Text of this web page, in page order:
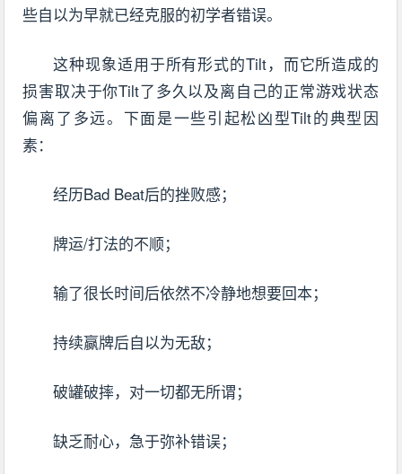
些自以为早就已经克服的初学者错误。
这种现象适用于所有形式的Tilt，而它所造成的
损害取决于你Tilt了多久以及离自己的正常游戏状态
偏离了多远。下面是一些引起松凶型Tilt的典型因
素：
经历Bad Beat后的挫败感；
牌运/打法的不顺；
输了很长时间后依然不冷静地想要回本；
持续赢牌后自以为无敌；
破罐破摔，对一切都无所谓；
缺乏耐心，急于弥补错误；